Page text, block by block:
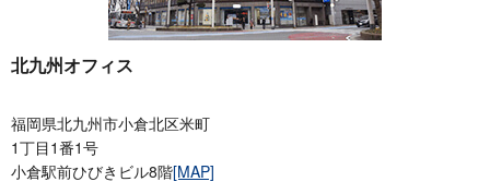
北九州オフィス
福岡県北九州市小倉北区米町
1丁目1番1号
小倉駅前ひびきビル8階[MAP]